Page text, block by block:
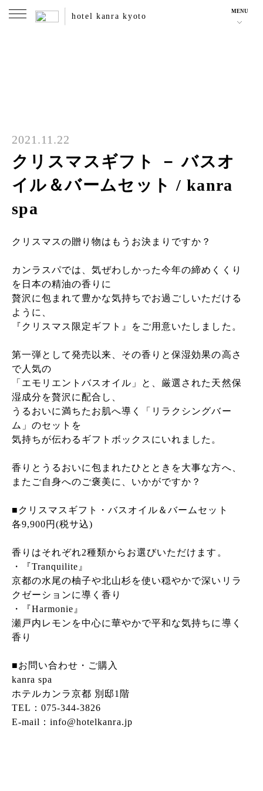
hotel kanra kyoto
MENU
2021.11.22
クリスマスギフト － バスオ
イル＆バームセット / kanra
spa
クリスマスの贈り物はもうお決まりですか？
カンラスパでは、気ぜわしかった今年の締めくくり
を日本の精油の香りに
贅沢に包まれて豊かな気持ちでお過ごしいただける
ように、
『クリスマス限定ギフト』をご用意いたしました。
第一弾として発売以来、その香りと保湿効果の高さ
で人気の
「エモリエントバスオイル」と、厳選された天然保
湿成分を贅沢に配合し、
うるおいに満ちたお肌へ導く「リラクシングバー
ム」のセットを
気持ちが伝わるギフトボックスにいれました。
香りとうるおいに包まれたひとときを大事な方へ、
またご自身へのご褒美に、いかがですか？
■クリスマスギフト・バスオイル＆バームセット
各9,900円(税サ込)
香りはそれぞれ2種類からお選びいただけます。
・『Tranquilite』
京都の水尾の柚子や北山杉を使い穏やかで深いリラ
クゼーションに導く香り
・『Harmonie』
瀬戸内レモンを中心に華やかで平和な気持ちに導く
香り
■お問い合わせ・ご購入
kanra spa
ホテルカンラ京都 別邸1階
TEL：075-344-3826
E-mail：info@hotelkanra.jp